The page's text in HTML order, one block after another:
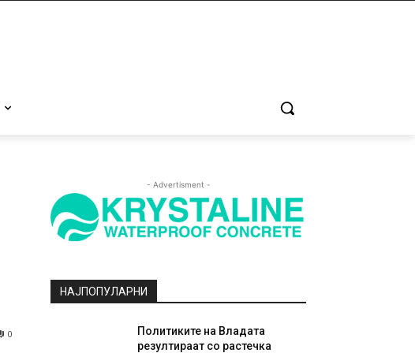
0
- Advertisment -
НАЈПОПУЛАРНИ
Политиките на Владата
резултираат со растечка